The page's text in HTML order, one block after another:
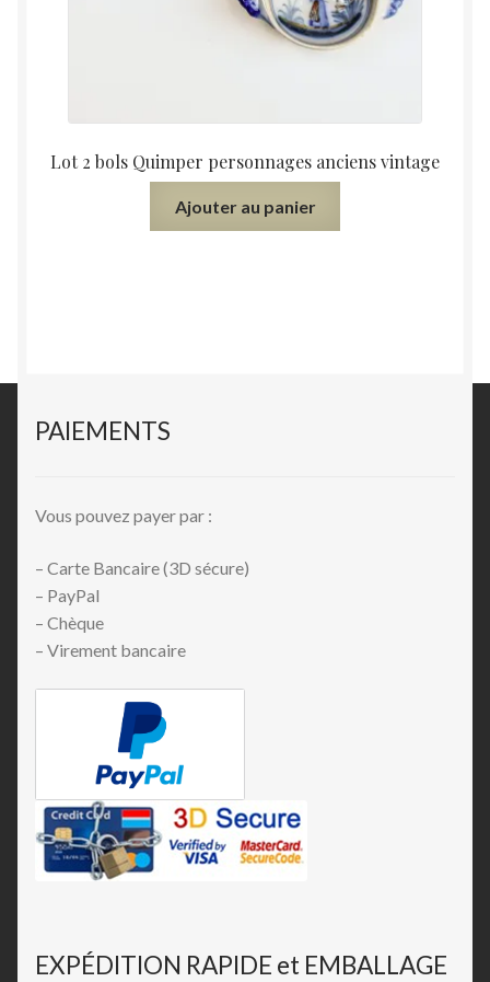
Lot 2 bols Quimper personnages anciens vintage
Ajouter au panier
PAIEMENTS
Vous pouvez payer par :
– Carte Bancaire (3D sécure)
– PayPal
– Chèque
– Virement bancaire
EXPÉDITION RAPIDE et EMBALLAGE